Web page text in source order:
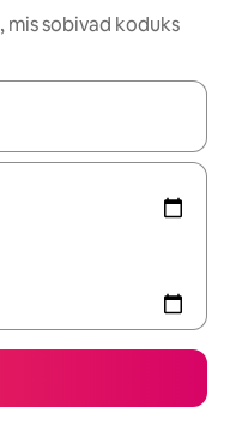
sobivad koduks
nooleklahvidega või